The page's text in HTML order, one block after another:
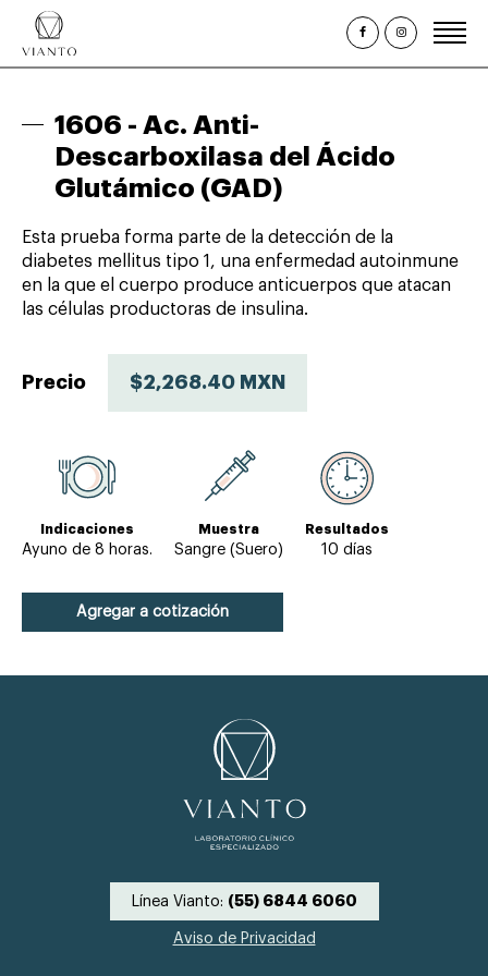
¿Quiénes somos?
Estudios Clínicos
Promociones
Citas
1606 - Ac. Anti-
Descarboxilasa del Ácido
Glutámico (GAD)
Esta prueba forma parte de la detección de la
diabetes mellitus tipo 1, una enfermedad autoinmune
en la que el cuerpo produce anticuerpos que atacan
las células productoras de insulina.
Precio $2,268.40 MXN
Indicaciones
Ayuno de 8 horas.
Muestra
Sangre (Suero)
Resultados
10 días
Agregar a cotización
Línea Vianto: (55) 6844 6060
Aviso de Privacidad